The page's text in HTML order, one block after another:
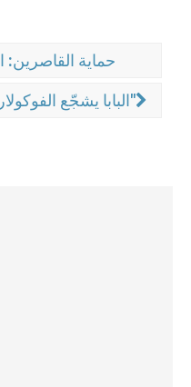
حماية القاصرين:
البابا يشجّع الفوكولاري على تعزيز "روحانيّة الجماعة"